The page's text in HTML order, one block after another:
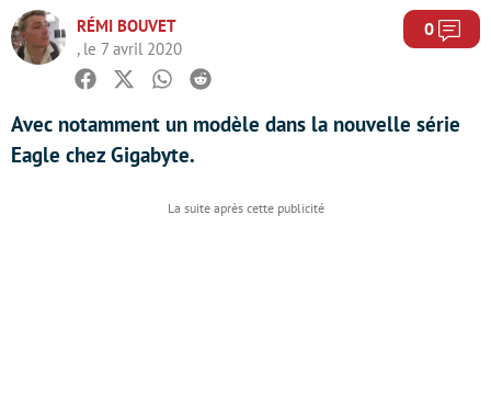
RÉMI BOUVET
, le 7 avril 2020
0
Facebook
TwitterWhatsapp
Reddit
Avec notamment un modèle dans la nouvelle série
Eagle chez Gigabyte.